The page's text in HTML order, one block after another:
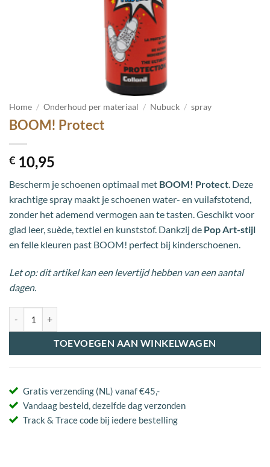
Home / Onderhoud per materiaal / Nubuck / spray
BOOM! Protect
€ 10,95
Bescherm je schoenen optimaal met BOOM! Protect . Deze
krachtige spray maakt je schoenen water- en vuilafstotend,
zonder het ademend vermogen aan te tasten. Geschikt voor
glad leer, suède, textiel en kunststof. Dankzij de Pop Art-stijl
en felle kleuren past BOOM! perfect bij kinderschoenen.
Let op: dit artikel kan een levertijd hebben van een aantal
dagen.
TOEVOEGEN AAN WINKELWAGEN
Gratis verzending (NL) vanaf €45,-
Vandaag besteld, dezelfde dag verzonden
Track & Trace code bij iedere bestelling